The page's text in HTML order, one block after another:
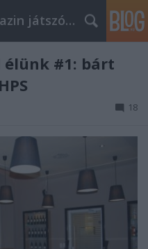
Szívlapát | a Kreatív magazin játszóblogja
élünk #1: bárt
18